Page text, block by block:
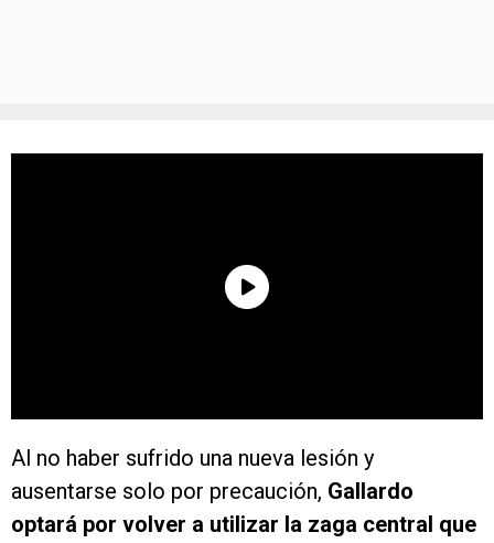
Al no haber sufrido una nueva lesión y
ausentarse solo por precaución, Gallardo
optará por volver a utilizar la zaga central que